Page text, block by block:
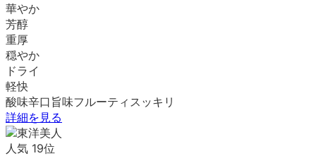
華やか
芳醇
重厚
穏やか
ドライ
軽快
酸味辛口 旨味フルーティ スッキリ
詳細を見る
人気 19位